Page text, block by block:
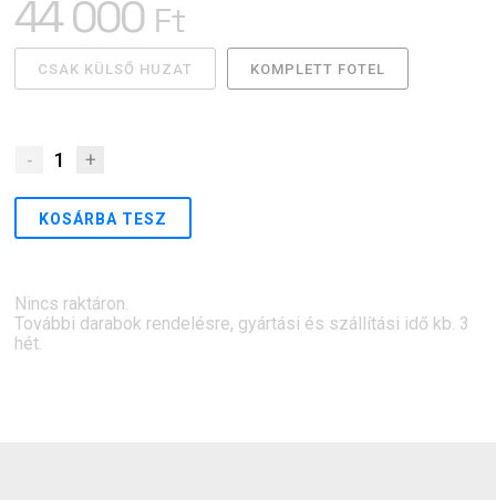
44 000 Ft
CSAK KÜLSŐ HUZAT KOMPLETT FOTEL
- 1 +
KOSÁRBA TESZ
Nincs raktáron.
További darabok rendelésre, gyártási és szállítási idő kb. 3
hét.